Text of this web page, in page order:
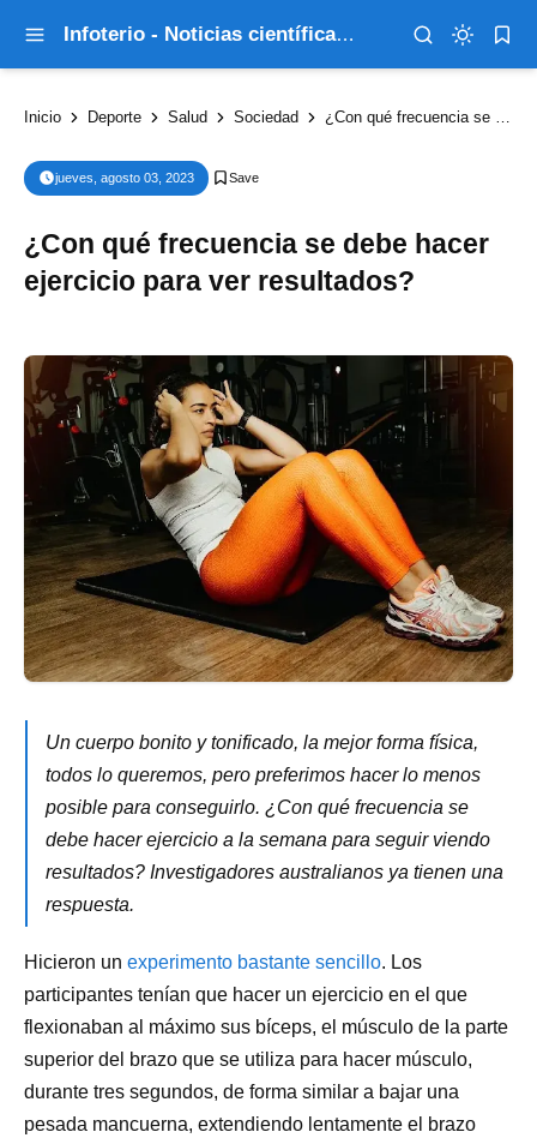
Infoterio - Noticias científicas que explican el mundo
Inicio Deporte Salud Sociedad ¿Con qué frecuencia se debe hacer ejercicio para ver resultados?
jueves, agosto 03, 2023
¿Con qué frecuencia se debe hacer
ejercicio para ver resultados?
Un cuerpo bonito y tonificado, la mejor forma física,
todos lo queremos, pero preferimos hacer lo menos
posible para conseguirlo. ¿Con qué frecuencia se
debe hacer ejercicio a la semana para seguir viendo
resultados? Investigadores australianos ya tienen una
respuesta.
Hicieron un experimento bastante sencillo. Los
participantes tenían que hacer un ejercicio en el que
flexionaban al máximo sus bíceps, el músculo de la parte
superior del brazo que se utiliza para hacer músculo,
durante tres segundos, de forma similar a bajar una
pesada mancuerna, extendiendo lentamente el brazo